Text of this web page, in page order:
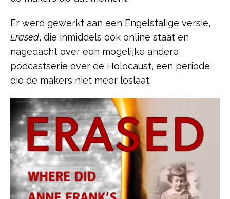
Er werd gewerkt aan een Engelstalige versie,
Erased, die inmiddels ook online staat en
nagedacht over een mogelijke andere
podcastserie over de Holocaust, een periode
die de makers niet meer loslaat.